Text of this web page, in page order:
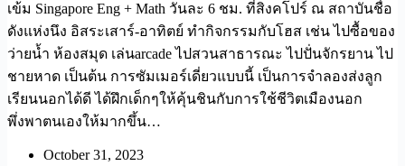
เข้ม Singapore Eng + Math วันละ 6 ชม. ที่สิงคโปร์ ณ สถาบันชื่อ
ดังแห่งนึง อิสระเสาร์-อาทิตย์ ทำกิจกรรมกับโฮส เช่น ไปซื้อของ
ว่ายน้ำ ห้องสมุด เล่นarcade ไปสวนสาธารณะ ไปปั่นจักรยาน ไป
ชายหาด เป็นต้น การซัมเมอร์เดี่ยวแบบนี้ เป็นการจำลองส่งลูก
เรียนนอกได้ดี ได้ฝึกเด็กๆให้คุ้นชินกับการใช้ชีวิตเมืองนอก
พึ่งพาตนเองให้มากขึ้น…
October 31, 2023